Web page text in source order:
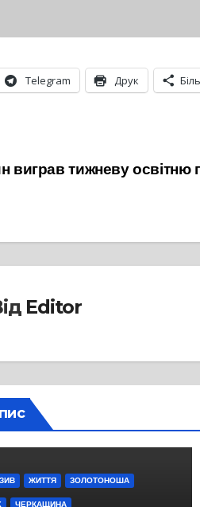
Telegram Друк
виграв тижневу освітню
Editor
ЖИТТЯ ЗОЛОТОНОША
ЧЕРКАЩИНА